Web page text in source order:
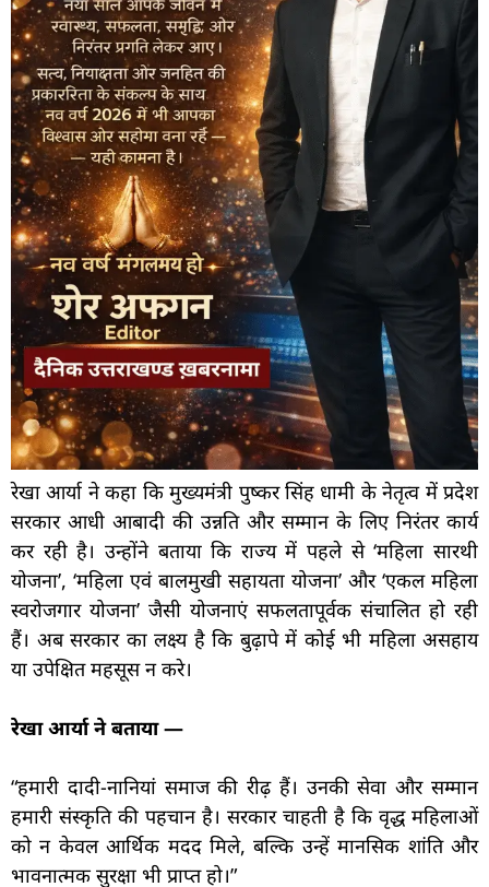
रेखा आर्या ने कहा कि मुख्यमंत्री पुष्कर सिंह धामी के नेतृत्व में प्रदेश
सरकार आधी आबादी की उन्नति और सम्मान के लिए निरंतर कार्य
कर रही है। उन्होंने बताया कि राज्य में पहले से ‘महिला सारथी
योजना’, ‘महिला एवं बालमुखी सहायता योजना’ और ‘एकल महिला
स्वरोजगार योजना’ जैसी योजनाएं सफलतापूर्वक संचालित हो रही
हैं। अब सरकार का लक्ष्य है कि बुढ़ापे में कोई भी महिला असहाय
या उपेक्षित महसूस न करे।
रेखा आर्या ने बताया —
“हमारी दादी-नानियां समाज की रीढ़ हैं। उनकी सेवा और सम्मान
हमारी संस्कृति की पहचान है। सरकार चाहती है कि वृद्ध महिलाओं
को न केवल आर्थिक मदद मिले, बल्कि उन्हें मानसिक शांति और
भावनात्मक सुरक्षा भी प्राप्त हो।”